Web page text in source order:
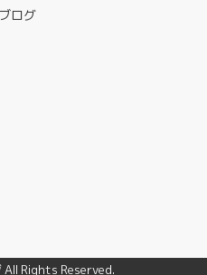
ログ
All Rights Reserved.